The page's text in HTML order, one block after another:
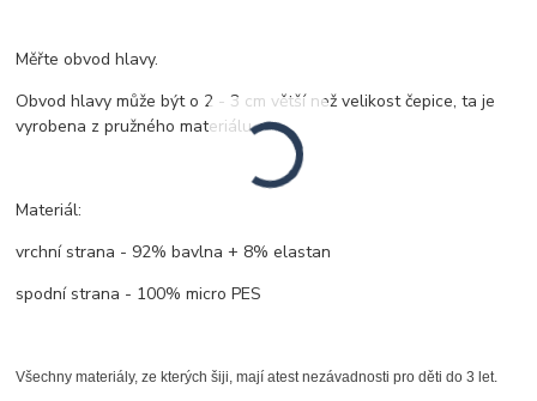
Měřte obvod hlavy.
Obvod hlavy může být o 2 - 3 cm větší než velikost čepice, ta je
vyrobena z pružného materiálu.
Materiál:
vrchní strana - 92% bavlna + 8% elastan
spodní strana - 100% micro PES
Všechny materiály, ze kterých šiji, mají atest nezávadnosti pro děti do 3 let.